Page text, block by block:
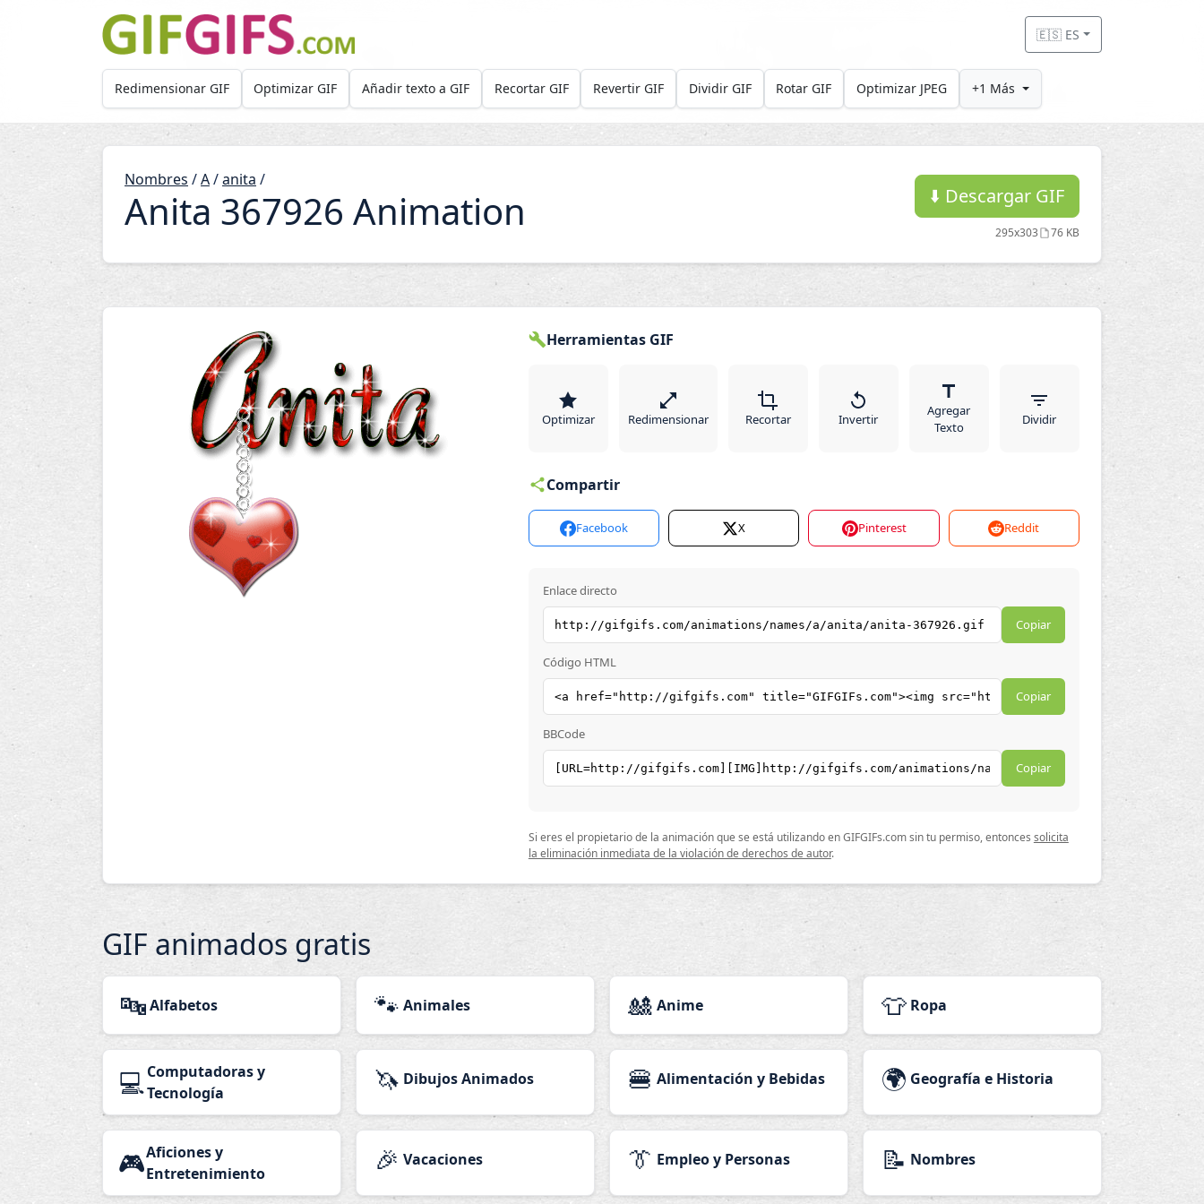
Skip to main content
🇪🇸 ES
Redimensionar GIF Optimizar GIF Añadir texto a GIF Recortar GIF Revertir GIF Dividir GIF Rotar GIF Optimizar JPEG +1 Más
Nombres /A/anita /
Anita 367926 Animation ⬇️ Descargar GIF
295x303 76 KB
Herramientas GIF
Optimizar Redimensionar Recortar Invertir
Agregar
Texto
Dividir
Compartir
Facebook X Pinterest Reddit
Enlace directo
Copiar
Código HTML
Copiar
BBCode
Copiar
Si eres el propietario de la animación que se está utilizando en GIFGIFs.com sin tu permiso, entonces solicita
la eliminación inmediata de la violación de derechos de autor.
GIF animados gratis
🔤Alfabetos 🐾 Animales 🎎 Anime 👕 Ropa
💻 Computadoras y
Tecnología
🦄 Dibujos Animados 🍔 Alimentación y Bebidas 🌍 Geografía e Historia
🎮Aficiones y
Entretenimiento
🎉 Vacaciones 👔 Empleo y Personas 📝 Nombres